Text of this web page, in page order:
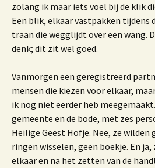
zolang ik maar iets voel bij de klik
Een blik, elkaar vastpakken tijdens
traan die wegglijdt over een wang.
denk; dit zit wel goed.
Vanmorgen een geregistreerd
mensen die kiezen voor elkaar,
ik nog niet eerder heb
gemeente en de bode, met zes
Heilige Geest Hofje. Nee, ze wilden
ringen wisselen, geen boekje. En ja,
elkaar en na het zetten van de